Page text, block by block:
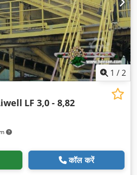
1 /2
LF 3,0 - 8,82
कॉल करें